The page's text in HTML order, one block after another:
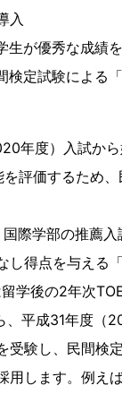
入
が優秀な成績
定試験による
年度）入試か
評価するため
際学部の推薦
得点を与える
学後の2年次
平成31年度（
受験し、民間検
用します。例え